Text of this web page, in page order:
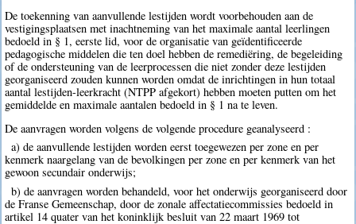
De toekenning van aanvullende lestijden wordt voorbehouden aan de
vestigingsplaatsen met inachtneming van het maximale aantal leerlingen
bedoeld in § 1, eerste lid, voor de organisatie van geïdentificeerde
pedagogische middelen die ten doel hebben de remediëring, de begeleiding
of de ondersteuning van de leerprocessen die niet zonder deze lestijden
georganiseerd zouden kunnen worden omdat de inrichtingen in hun totaal
aantal lestijden-leerkracht (NTPP afgekort) hebben moeten putten om het
gemiddelde en maximale aantalen bedoeld in § 1 na te leven.
De aanvragen worden volgens de volgende procedure geanalyseerd :
a) de aanvullende lestijden worden eerst toegewezen per zone en per
kenmerk naargelang van de bevolkingen per zone en per kenmerk van het
gewoon secundair onderwijs;
b) de aanvragen worden behandeld, voor het onderwijs georganiseerd door
de Franse Gemeenschap, door de zonale affectatiecommissies bedoeld in
artikel 14 quater van het koninklijk besluit van 22 maart 1969 tot